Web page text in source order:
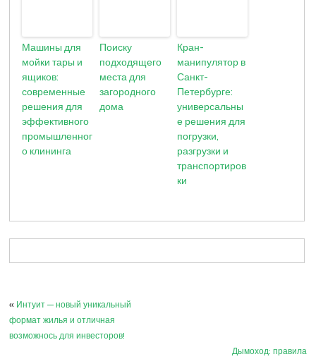
Машины для
мойки тары и
ящиков:
современные
решения для
эффективного
промышленног
о клининга
Поиску
подходящего
места для
загородного
дома
Кран-
манипулятор в
Санкт-
Петербурге:
универсальны
е решения для
погрузки,
разгрузки и
транспортиров
ки
« Интуит — новый уникальный
формат жилья и отличная
возможнось для инвесторов!
Дымоход: правила